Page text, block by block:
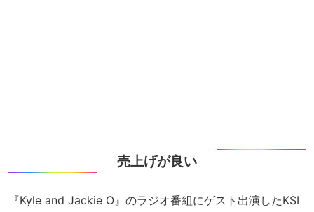
売上げが良い
『Kyle and Jackie O』のラジオ番組にゲスト出演したKSI